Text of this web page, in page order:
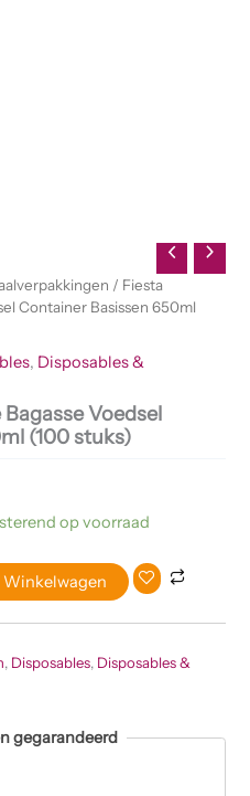
/ Fiesta
Container Basissen 650ml
, Disposables &
Voedsel
(100 stuks)
op voorraad
Winkelwagen
, Disposables, Disposables &
gegarandeerd